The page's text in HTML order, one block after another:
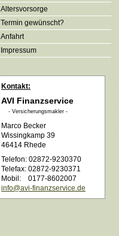
Alters­vorsorge
Termin gewünscht?
Anfahrt
Impressum
Kontakt:
AVI Finanzservice
- Ver­sicherungs­makler -
Marco Becker
Wissingkamp 39
46414 Rhede
Telefon: 02872-9230370
Telefax: 02872-9230371
Mobil: 0177-8602007
info@avi-finanzservice.de